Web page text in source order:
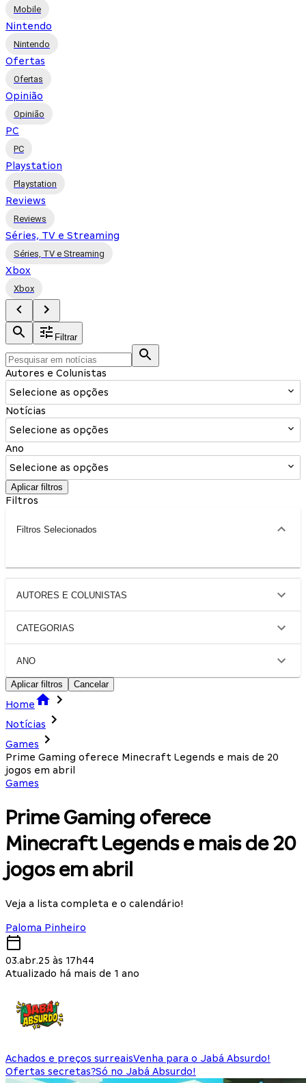
Mobile
Nintendo
Nintendo
Ofertas
Ofertas
Opinião
Opinião
PC
PC
Playstation
Playstation
Reviews
Reviews
Séries, TV e Streaming
Séries, TV e Streaming
Xbox
Xbox
Filtrar
Autores e Colunistas
Selecione as opções
Notícias
Selecione as opções
Ano
Selecione as opções
Aplicar filtros
Filtros
Filtros Selecionados
AUTORES E COLUNISTAS
CATEGORIAS
ANO
Aplicar filtros Cancelar
Home
Notícias
Games
Prime Gaming oferece Minecraft Legends e mais de 20
jogos em abril
Games
Prime Gaming oferece
Minecraft Legends e mais de 20
jogos em abril
Veja a lista completa e o calendário!
Paloma Pinheiro
03.abr.25 às 17h44
Atualizado há mais de 1 ano
Achados e preços surreaisVenha para o Jabá Absurdo!
Ofertas secretas?Só no Jabá Absurdo!